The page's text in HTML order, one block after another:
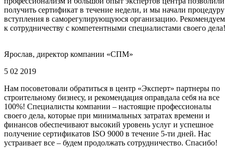
получить сертификат в течение недели, и мы начали процедуру
вступления в саморегулирующуюся организацию. Рекомендуем
к сотрудничеству с компетентными специалистами своего дела!
Ярослав, директор компании «СПМ»
5 02 2019
Нам посоветовали обратиться в центр «Эксперт» партнеры по
строительному бизнесу, и рекомендация оправдала себя на все
100%! Специалисты компании – настоящие профессионалы
своего дела, которые при минимальных затратах времени и
финансов обеспечивают высокий уровень услуг и успешное
получение сертификатов ISO 9000 в течение 5-ти дней. Нас
устраивает все – будем продолжать сотрудничество. Спасибо!